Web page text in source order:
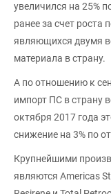
увеличился на 25%
ранее за счет роста
являющихся двумя
материала в страну.
А по отношению к
импорт ПС в страну
октября 2017 года
снижение на 3% по
Крупнейшими
являются Americas